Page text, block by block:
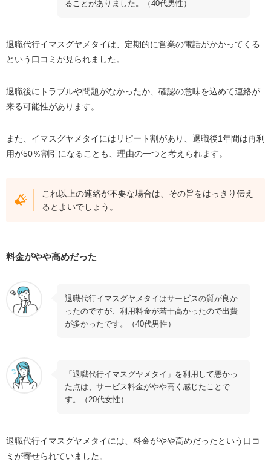
ることがありました。（40代男性）
退職代行イマスグヤメタイは、定期的に営業の電話がかかってくる
という口コミが見られました。
退職後にトラブルや問題がなかったか、確認の意味を込めて連絡が
来る可能性があります。
また、イマスグヤメタイにはリピート割があり、退職後1年間は再利
用が50％割引になることも、理由の一つと考えられます。
これ以上の連絡が不要な場合は、その旨をはっきり伝え
るとよいでしょう。
料金がやや高めだった
退職代行イマスグヤメタイはサービスの質が良か
ったのですが、利用料金が若干高かったので出費
が多かったです。（40代男性）
「退職代行イマスグヤメタイ」を利用して悪かっ
た点は、サービス料金がやや高く感じたことで
す。（20代女性）
退職代行イマスグヤメタイには、料金がやや高めだったという口コ
ミが寄せられていました。